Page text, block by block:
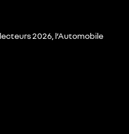
2026, l’Automobile